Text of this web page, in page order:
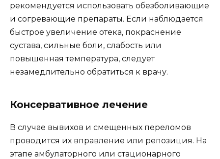
рекомендуется использовать обезболивающие
и согревающие препараты. Если наблюдается
быстрое увеличение отека, покраснение
сустава, сильные боли, слабость или
повышенная температура, следует
незамедлительно обратиться к врачу.
Консервативное лечение
В случае вывихов и смещенных переломов
проводится их вправление или репозиция. На
этапе амбулаторного или стационарного